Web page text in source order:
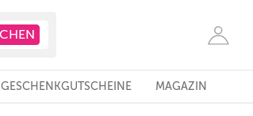
GESCHENKGUTSCHEINE MAGAZIN